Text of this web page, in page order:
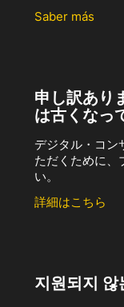
Saber más
申し訳あり
は古くなっ
デジタル・コン
ただくために、
い。
詳細はこちら
지원되지